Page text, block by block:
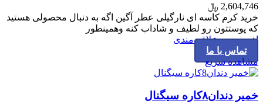
2,604,746 ﷼
خرید کرم کاسه ای نارگیلی عطر آگین اگه به دنبال محصولی هستید
که پوستتون رو لطیف و شاداب کنه وهمینطور
افزودن به علاقه مندی
تماس با ما
مشاهده سریع
خمیر دندان۸کاره سیگنال